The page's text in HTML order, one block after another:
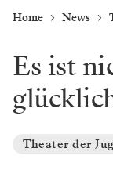
Home News
Es ist
Theater der